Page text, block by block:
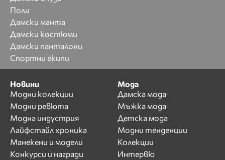
Поли
Дамски манта
Дамски костюми
Дамски панталони
Спортни екипи
Новини
Модни колекции
Модни ревюта
Модна индустрия
Лайфстайл хроника
Манекени и модели
Конкурси и награди
Мода
Дамска мода
Мъжка мода
Детска мода
Модни тенденции
Колекции
Интервю